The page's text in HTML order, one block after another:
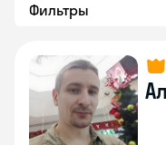
ФильтрыSkyeng Chat